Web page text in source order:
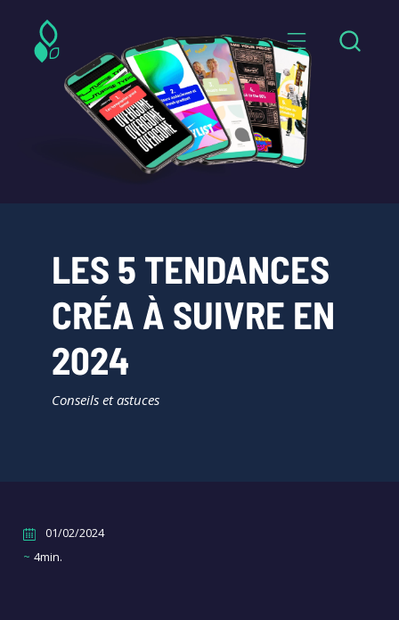
LES 5 TENDANCES
CRÉA À SUIVRE EN
2024
Conseils et astuces
01/02/2024
~ 4min.